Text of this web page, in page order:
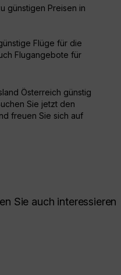
günstigen Preisen in
Flüge für die
Flugangebote für
Österreich günstig
Sie jetzt den
freuen Sie sich auf
Sie auch interessieren